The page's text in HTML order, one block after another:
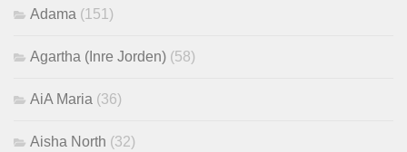
Adama (151)
Agartha (Inre Jorden) (58)
AiA Maria (36)
Aisha North (32)